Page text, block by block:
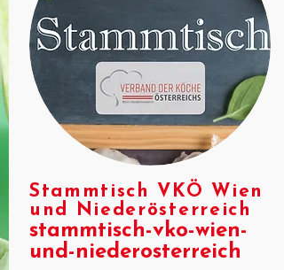
Stammtisch VKÖ Wien
und Niederösterreich
stammtisch-vko-wien-
und-niederosterreich